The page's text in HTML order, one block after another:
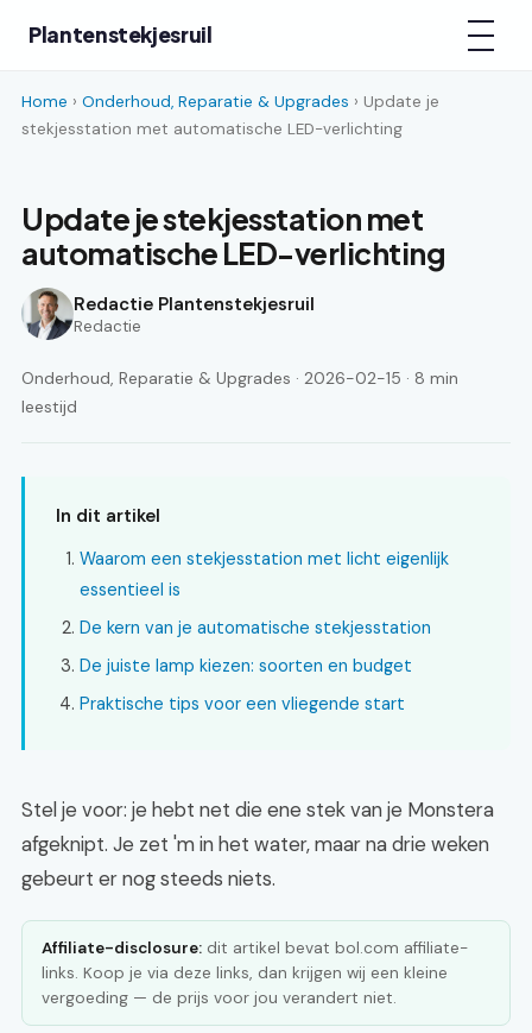
Plantenstekjesruil
Home › Onderhoud, Reparatie & Upgrades › Update je
stekjesstation met automatische LED-verlichting
Update je stekjesstation met
automatische LED-verlichting
Redactie Plantenstekjesruil
Redactie
Onderhoud, Reparatie & Upgrades · 2026-02-15 · 8 min
leestijd
In dit artikel
Waarom een stekjesstation met licht eigenlijk
essentieel is
De kern van je automatische stekjesstation
De juiste lamp kiezen: soorten en budget
Praktische tips voor een vliegende start
Stel je voor: je hebt net die ene stek van je Monstera
afgeknipt. Je zet 'm in het water, maar na drie weken
gebeurt er nog steeds niets.
Affiliate-disclosure: dit artikel bevat bol.com affiliate-
links. Koop je via deze links, dan krijgen wij een kleine
vergoeding — de prijs voor jou verandert niet.